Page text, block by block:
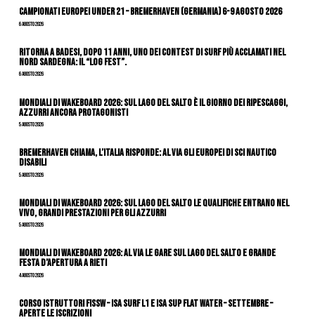
Campionati Europei Under 21 – Bremerhaven (Germania) 6-9 agosto 2026
6 Agosto 2026
Ritorna a Badesi, dopo 11 anni, uno dei contest di surf più acclamati nel
nord Sardegna: il “Log Fest”.
6 Agosto 2026
Mondiali di Wakeboard 2026: sul Lago del Salto è il giorno dei ripescaggi,
azzurri ancora protagonisti
5 Agosto 2026
Bremerhaven chiama, l’Italia risponde: al via gli Europei di Sci Nautico
Disabili
5 Agosto 2026
Mondiali di Wakeboard 2026: sul Lago del Salto le qualifiche entrano nel
vivo, grandi prestazioni per gli azzurri
5 Agosto 2026
Mondiali di Wakeboard 2026: al via le gare sul Lago del Salto e grande
festa d’apertura a Rieti
4 Agosto 2026
CORSO ISTRUTTORI FISSW – ISA SURF L1 e ISA SUP Flat Water – SETTEMBRE –
APERTE LE ISCRIZIONI